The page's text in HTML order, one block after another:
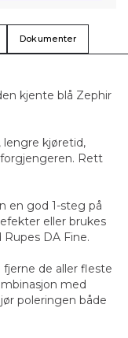
Dokumenter
kjente blå Zephir
lengre kjøretid,
Rett
en god 1-steg på
eller brukes
DA Fine.
fjerne de aller fleste
med
poleringen både